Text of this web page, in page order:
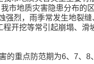
市地质灾害隐患分布的
烈，雨季常发生地裂
开挖等常引起崩塌、滑
重点防范期为6、7、8